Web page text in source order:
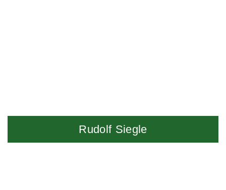
Rudolf Siegle